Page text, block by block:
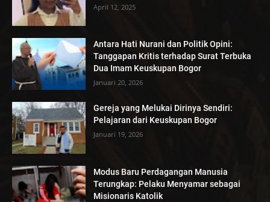
April 12, 2025
Antara Hati Nurani dan Politik Opini:
Tanggapan Kritis terhadap Surat Terbuka
Dua Imam Keuskupan Bogor
Januari 20, 2026
Gereja yang Melukai Dirinya Sendiri:
Pelajaran dari Keuskupan Bogor
Januari 19, 2026
Modus Baru Perdagangan Manusia
Terungkap: Pelaku Menyamar sebagai
Misionaris Katolik